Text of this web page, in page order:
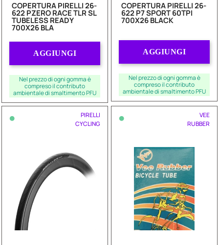
COPERTURA PIRELLI 26-
622 PZERO RACE TLR SL
TUBELESS READY
700X26 BLA
AGGIUNGI
Nel prezzo di ogni gomma è
compreso il contributo
ambientale di smaltimento PFU
COPERTURA PIRELLI 26-
622 P7 SPORT 60TPI
700X26 BLACK
AGGIUNGI
Nel prezzo di ogni gomma è
compreso il contributo
ambientale di smaltimento PFU
•
PIRELLI
CYCLING
•
VEE
RUBBER